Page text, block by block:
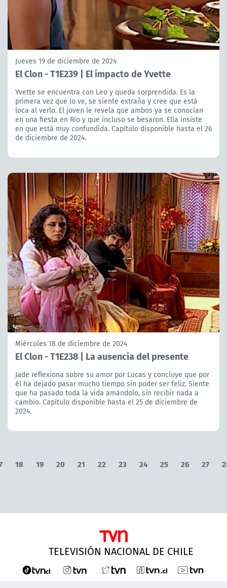
Jueves 19 de diciembre de 2024
El Clon - T1E239 | El impacto de Yvette
Yvette se encuentra con Leo y queda sorprendida. Es la
primera vez que lo ve, se siente extraña y cree que está
loca al verlo. El joven le revela que ambos ya se conocían
en una fiesta en Río y que incluso se besaron. Ella insiste
en que está muy confundida. Capítulo disponible hasta el 26
de diciembre de 2024.
Miércoles 18 de diciembre de 2024
El Clon - T1E238 | La ausencia del presente
Jade reflexiona sobre su amor por Lucas y concluye que por
él ha dejado pasar mucho tiempo sin poder ser feliz. Siente
que ha pasado toda la vida amándolo, sin recibir nada a
cambio. Capítulo disponible hasta el 25 de diciembre de
2024.
18 19 20 21 22 23 24 25 26 27
TELEVISIÓN NACIONAL DE CHILE